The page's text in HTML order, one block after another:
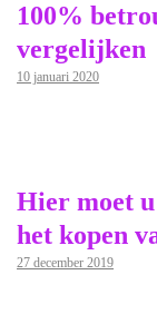
100%
vergelijken
10 januari 2020
Hier moet
het kopen
27 december 2019